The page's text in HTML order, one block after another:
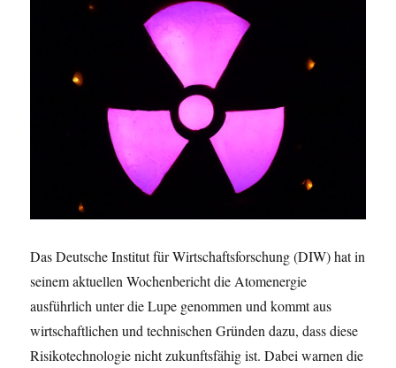
Das Deutsche Institut für Wirtschaftsforschung (DIW) hat in
seinem aktuellen Wochenbericht die Atomenergie
ausführlich unter die Lupe genommen und kommt aus
wirtschaftlichen und technischen Gründen dazu, dass diese
Risikotechnologie nicht zukunftsfähig ist. Dabei warnen die